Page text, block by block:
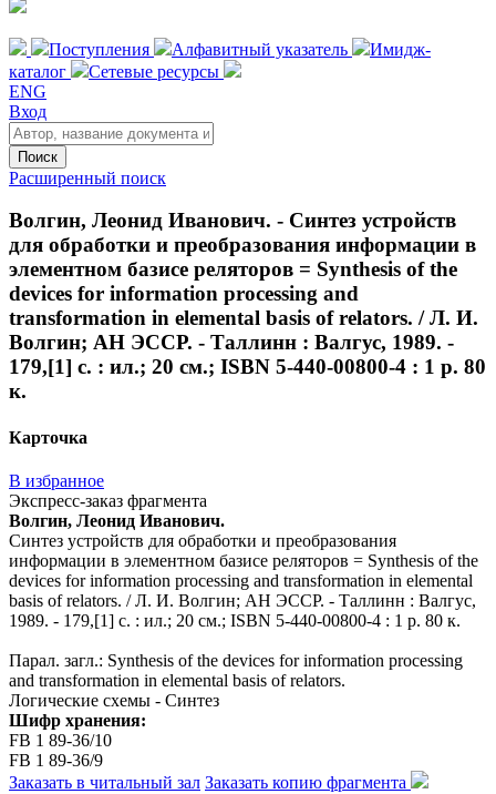
Поступления Алфавитный указатель
Имидж-
каталог
Сетевые ресурсы
ENG
Вход
Поиск
Расширенный поиск
Волгин, Леонид Иванович. - Синтез устройств
для обработки и преобразования информации в
элементном базисе реляторов = Synthesis of the
devices for information processing and
transformation in elemental basis of relators. / Л. И.
Волгин; АН ЭССР. - Таллинн : Валгус, 1989. -
179,[1] с. : ил.; 20 см.; ISBN 5-440-00800-4 : 1 р. 80
к.
Карточка
В избранное
Экспресс-заказ фрагмента
Волгин, Леонид Иванович.
Синтез устройств для обработки и преобразования
информации в элементном базисе реляторов = Synthesis of the
devices for information processing and transformation in elemental
basis of relators. / Л. И. Волгин; АН ЭССР. - Таллинн : Валгус,
1989. - 179,[1] с. : ил.; 20 см.; ISBN 5-440-00800-4 : 1 р. 80 к.
Парал. загл.: Synthesis of the devices for information processing
and transformation in elemental basis of relators.
Логические схемы - Синтез
Шифр хранения:
FB 1 89-36/10
FB 1 89-36/9
Заказать в читальный зал Заказать копию фрагмента